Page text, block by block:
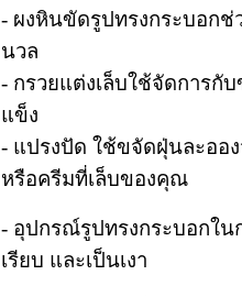
- ผงหินขัดรูปทรงกระบอก
นวล
- กรวยแต่งเล็บใช้จัดการกั
แข็ง
- แปรงปัด ใช้ขจัดฝุ่นละออ
หรือครีมที่เล็บของคุณ
- อุปกรณ์รูปทรงกระบอกใน
เรียบ และเป็นเงา